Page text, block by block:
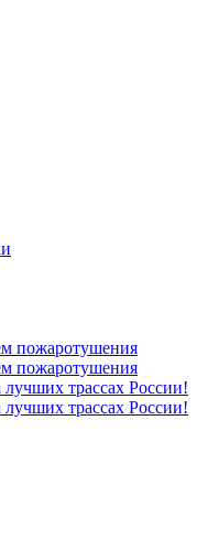
пожаротушения
пожаротушения
трассах России!
трассах России!